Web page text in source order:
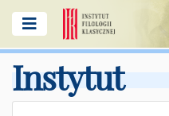
Instytut